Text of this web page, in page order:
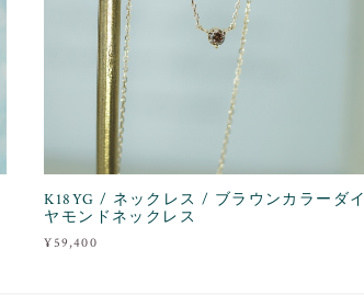
K18YG / ネックレス / ブラウンカラーダイ
ヤモンドネックレス
¥59,400